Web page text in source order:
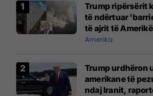
Trump ripërsërit
të ndërtuar
të ajrit të
midis SHBA-së
Amerika
Trump urdhëron
amerikane të
ndaj Iranit,